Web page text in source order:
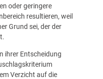
oder geringere
resultieren, weil
Grund sei, der der
ihrer Entscheidung
Verzicht auf die